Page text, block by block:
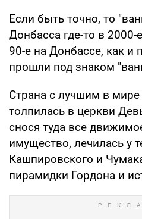
Если быть точно, то
Донбасса где-то в
90-е на Донбассе, как и
прошли под знаком
Страна с лучшим в
толпилась в церкви
снося туда все
имущество, лечилась у
Кашпировского и
пирамидки Гордона и